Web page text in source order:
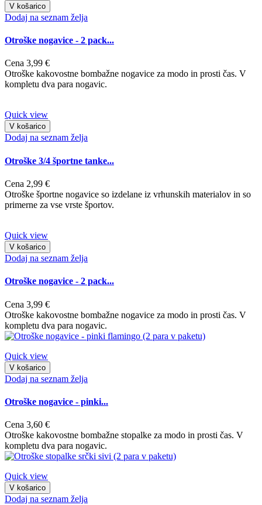
V košarico
Dodaj na seznam želja
Otroške nogavice - 2 pack...
Cena 3,99 €
Otroške kakovostne bombažne nogavice za modo in prosti čas. V
kompletu dva para nogavic.
Quick view
V košarico
Dodaj na seznam želja
Otroške 3/4 športne tanke...
Cena 2,99 €
Otroške športne nogavice so izdelane iz vrhunskih materialov in so
primerne za vse vrste športov.
Quick view
V košarico
Dodaj na seznam želja
Otroške nogavice - 2 pack...
Cena 3,99 €
Otroške kakovostne bombažne nogavice za modo in prosti čas. V
kompletu dva para nogavic.
Quick view
V košarico
Dodaj na seznam želja
Otroške nogavice - pinki...
Cena 3,60 €
Otroške kakovostne bombažne stopalke za modo in prosti čas. V
kompletu dva para nogavic.
Quick view
V košarico
Dodaj na seznam želja